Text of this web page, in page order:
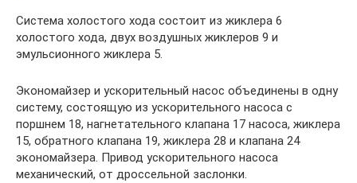
Система холостого хода состоит из жиклера 6
холостого хода, двух воздушных жиклеров 9 и
эмульсионного жиклера 5.
Экономайзер и ускорительный насос объединены в одну
систему, состоящую из ускорительного насоса с
поршнем 18, нагнетательного клапана 17 насоса, жиклера
15, обратного клапана 19, жиклера 28 и клапана 24
экономайзера. Привод ускорительного насоса
механический, от дроссельной заслонки.